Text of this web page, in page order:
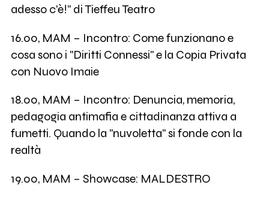
adesso c'è!" di Tieffeu Teatro
16.00, MAM – Incontro: Come funzionano e
cosa sono i "Diritti Connessi" e la Copia Privata
con Nuovo Imaie
18.00, MAM – Incontro: Denuncia, memoria,
pedagogia antimafia e cittadinanza attiva a
fumetti. Quando la "nuvoletta" si fonde con la
realtà
19.00, MAM – Showcase: MALDESTRO